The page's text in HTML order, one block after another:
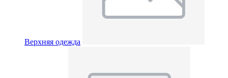
Верхняя одежда